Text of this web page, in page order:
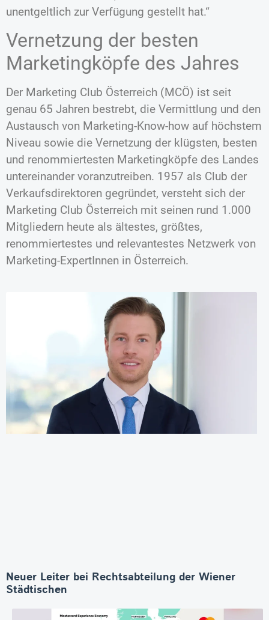
unentgeltlich zur Verfügung gestellt hat.“
Vernetzung der besten
Marketingköpfe des Jahres
Der Marketing Club Österreich (MCÖ) ist seit
genau 65 Jahren bestrebt, die Vermittlung und den
Austausch von Marketing-Know-how auf höchstem
Niveau sowie die Vernetzung der klügsten, besten
und renommiertesten Marketingköpfe des Landes
untereinander voranzutreiben. 1957 als Club der
Verkaufsdirektoren gegründet, versteht sich der
Marketing Club Österreich mit seinen rund 1.000
Mitgliedern heute als ältestes, größtes,
renommiertestes und relevantestes Netzwerk von
Marketing-ExpertInnen in Österreich.
Neuer Leiter bei Rechtsabteilung der Wiener
Städtischen